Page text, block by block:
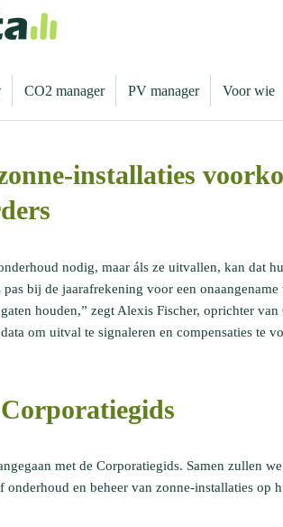
CO2 manager PV manager Voor wie
installaties
nodig, maar áls ze uitvallen, kan dat
bij de jaarafrekening voor een
houden,” zegt Alexis Fischer, oprichter
om uitval te signaleren en compensaties te
met de Corporatiegids. Samen zullen
onderhoud en beheer van zonne-installaties op